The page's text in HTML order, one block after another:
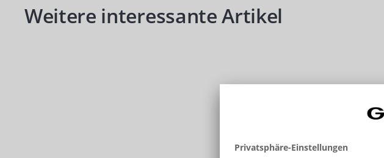
Produktgalerie überspringen
Weitere interessante Artikel